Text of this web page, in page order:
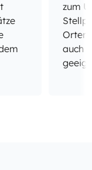
zum
Orten
auch